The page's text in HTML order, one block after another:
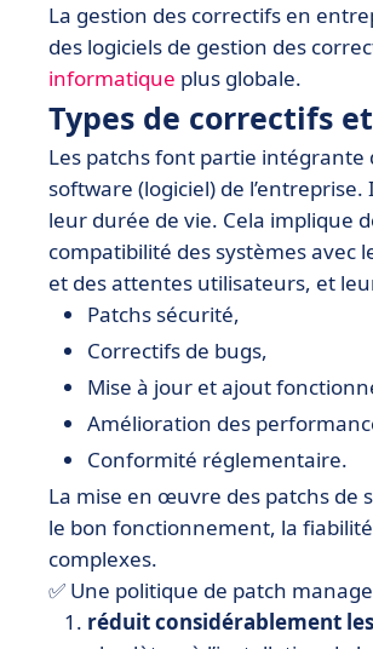
La gestion des correctifs en
des logiciels de gestion des
informatique plus globale.
Types de correctifs
Les patchs font partie intégrante
software (logiciel) de
leur durée de vie. Cela implique
compatibilité des systèmes avec
et des attentes utilisateurs, et
Patchs sécurité,
Correctifs de bugs,
Mise à jour et ajout
Amélioration des
Conformité réglementaire.
La mise en œuvre des patchs de
le bon fonctionnement, la
complexes.
✅ Une politique de patch
réduit considérablement